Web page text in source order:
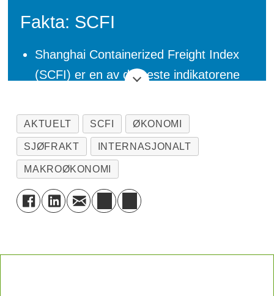
Fakta: SCFI
Shanghai Containerized Freight Index
(SCFI) er en av de beste indikatorene
kinesiske havner og oversjøiske
destinasjoner.
Indeksen utarbeides av Shanghai
Shipping Exchange, på bakgrunn av
data som innrapporteres fra de store
AKTUELT SCFI ØKONOMI
SJØFRAKT INTERNASJONALT
MAKROØKONOMI